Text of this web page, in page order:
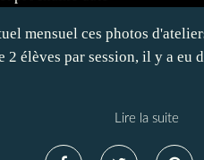
mensuel ces photos
2 élèves par session, il y a eu
Lire la suite